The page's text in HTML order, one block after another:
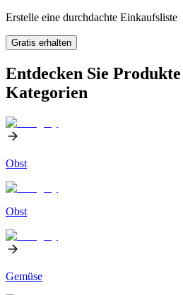
Erstelle eine durchdachte Einkaufsliste
Gratis erhalten
Entdecken Sie
Kategorien
Obst
Obst
Gemüse